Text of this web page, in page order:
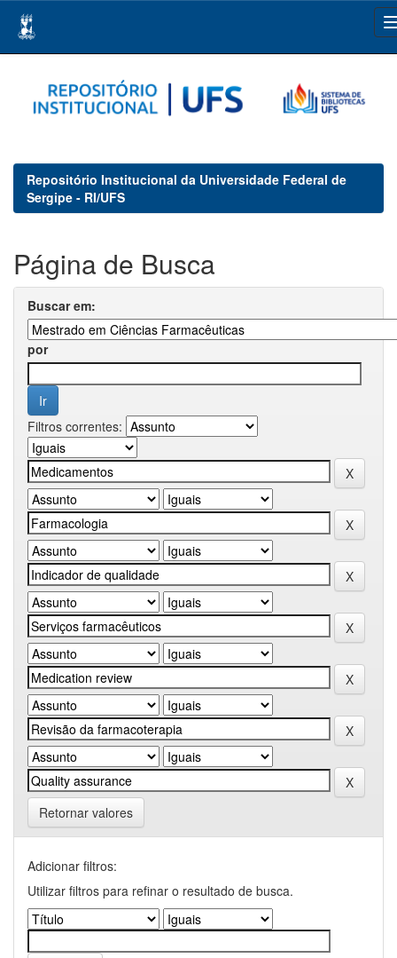
navigation
Repositório Institucional da Universidade Federal de
Sergipe - RI/UFS
Página de Busca
Buscar em:
por
Filtros correntes:
Retornar valores
Adicionar filtros:
Utilizar filtros para refinar o resultado de busca.